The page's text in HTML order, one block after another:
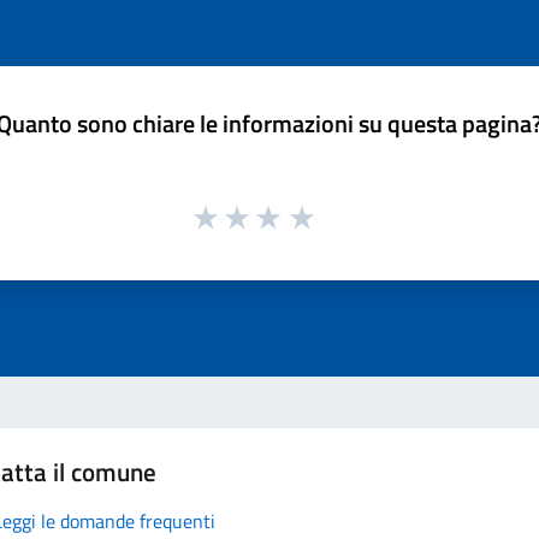
sono chiare le informazioni su questa
il comune
le domande frequenti